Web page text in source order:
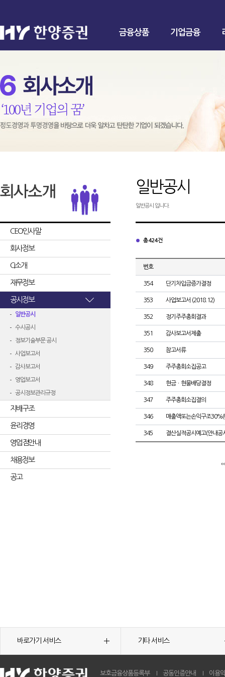
금융상품 기업금융
CEO인사말
회사정보
CI소개
재무정보
공시정보
일반공시
수시공시
정보기술부문 공시
사업보고서
감사보고서
영업보고서
공시정보관리규정
지배구조
윤리경영
영업점안내
채용정보
공고
일반공시
일반공시 입니다.
총 424건
번호
354 단기차입금증가결정
353 사업보고서 (2018.12)
352 정기주주총회결과
351 감사보고서제출
350 참고서류
349 주주총회소집공고
348 현금ㆍ현물배당결정
347 주주총회소집결의
346 매출액또는손익구조
345 결산실적공시예고(안내공
바로가기 서비스 기타 서비스
보호금융상품등록부 공동인증안내 이용